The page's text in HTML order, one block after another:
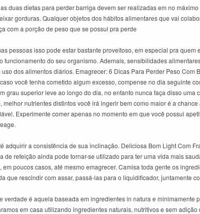
duas dietas para perder barriga devem ser realizadas em no
gorduras. Qualquer objetos dos hábitos alimentares que vai
com a porção de peso que se possui pra perde
pessoas isso pode estar bastante proveitoso, em especial pra quem
funcionamento do seu organismo. Ademais, sensibilidades
dos alimentos diários. Emagrecer: 6 Dicas Para Perder Peso Com
você tenha cometido algum excesso, compense no dia seguinte
grau superior leve ao longo do dia, no entanto nunca faça disso uma
melhor nutrientes distintos você irá ingerir bem como maior é a
Experimente comer apenas no momento em que você possui
adquirir a consistência de sua inclinação. Deliciosa Bom Light Com
de refeição ainda pode tornar-se utilizado para ter uma vida mais
em poucos casos, até mesmo emagrecer. Camisa toda gente os
que rescindir com assar, passá-las para o liquidificador, juntamente
verdade é aquela baseada em ingredientes in natura e minimamente
em casa utilizando ingredientes naturais, nutritivos e sem